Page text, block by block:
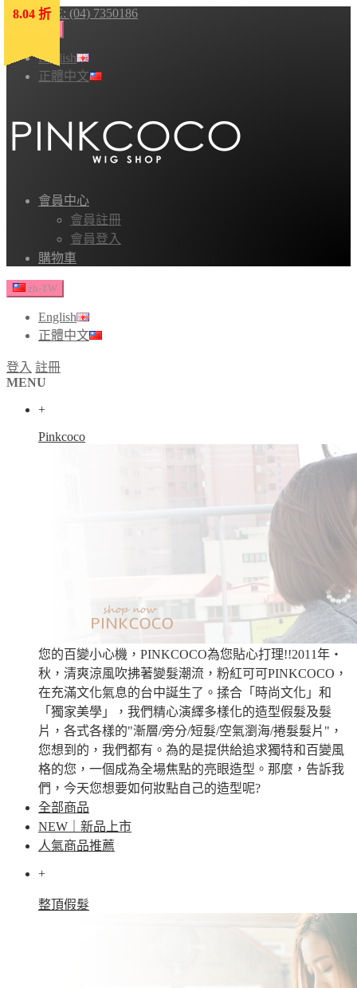
HOTLINE: (04) 7350186
English
正體中文
會員中心
會員註冊
會員登入
購物車
zh-TW
English
正體中文
登入 註冊
MENU
+
Pinkcoco
您的百變小心機，PINKCOCO為您貼心打理!!2011年‧
秋，清爽涼風吹拂著變髮潮流，粉紅可可PINKCOCO，
在充滿文化氣息的台中誕生了。揉合「時尚文化」和
「獨家美學」，我們精心演繹多樣化的造型假髮及髮
片，各式各樣的"漸層/旁分/短髮/空氣瀏海/捲髮髮片"，
您想到的，我們都有。為的是提供給追求獨特和百變風
格的您，一個成為全場焦點的亮眼造型。那麼，告訴我
們，今天您想要如何妝點自己的造型呢?
全部商品
NEW｜新品上市
人氣商品推薦
+
整頂假髮
8.04 折
8.04 折
8.04 折
8.04 折
8.04 折